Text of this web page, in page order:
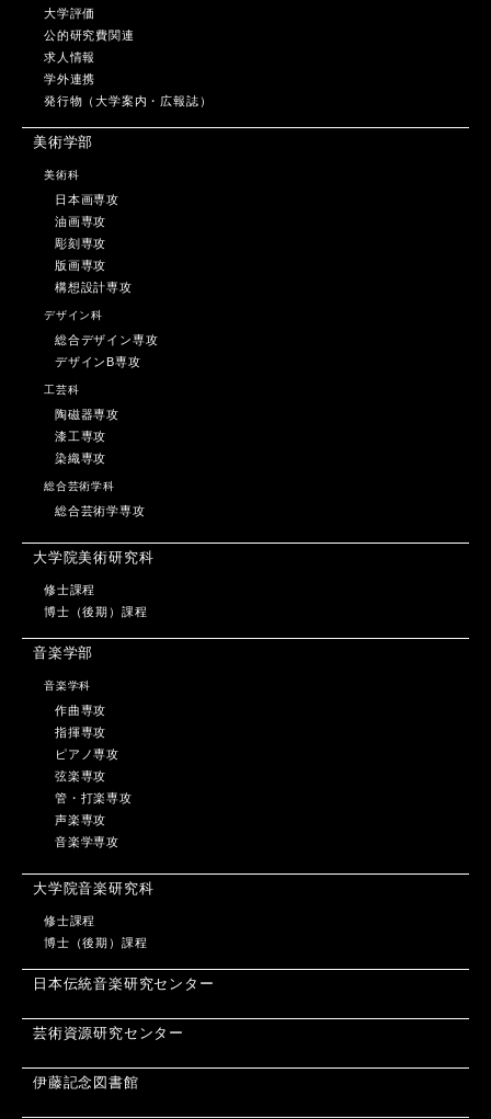
大学評価
公的研究費関連
求人情報
学外連携
発行物（大学案内・広報誌）
美術学部
美術科
日本画専攻
油画専攻
彫刻専攻
版画専攻
構想設計専攻
デザイン科
総合デザイン専攻
デザインB専攻
工芸科
陶磁器専攻
漆工専攻
染織専攻
総合芸術学科
総合芸術学専攻
大学院美術研究科
修士課程
博士（後期）課程
音楽学部
音楽学科
作曲専攻
指揮専攻
ピアノ専攻
弦楽専攻
管・打楽専攻
声楽専攻
音楽学専攻
大学院音楽研究科
修士課程
博士（後期）課程
日本伝統音楽研究センター
芸術資源研究センター
伊藤記念図書館